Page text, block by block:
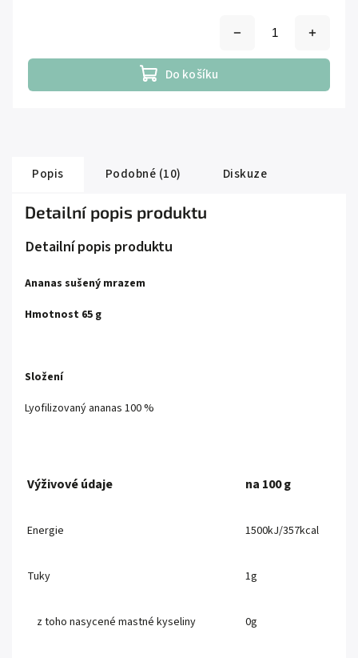
Do košíku
Popis Podobné (10) Diskuze
Detailní popis produktu
Detailní popis produktu
Ananas sušený mrazem
Hmotnost 65 g
Složení
Lyofilizovaný ananas 100 %
Výživové údaje na 100 g
Energie 1500kJ/357kcal
Tuky 1g
z toho nasycené mastné kyseliny 0g